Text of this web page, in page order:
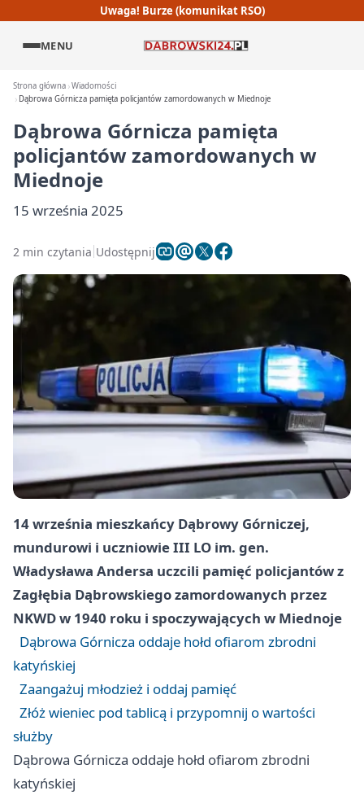
Uwaga! Burze (komunikat RSO)
MENU
Strona główna Wiadomości
Dąbrowa Górnicza pamięta policjantów zamordowanych w Miednoje
Dąbrowa Górnicza pamięta
policjantów zamordowanych w
Miednoje
15 września 2025
2 min czytania Udostępnij
14 września mieszkańcy Dąbrowy Górniczej,
mundurowi i uczniowie III LO im. gen.
Władysława Andersa uczcili pamięć policjantów z
Zagłębia Dąbrowskiego zamordowanych przez
NKWD w 1940 roku i spoczywających w Miednoje
Dąbrowa Górnicza oddaje hołd ofiarom zbrodni
katyńskiej
Zaangażuj młodzież i oddaj pamięć
Złóż wieniec pod tablicą i przypomnij o wartości
służby
Dąbrowa Górnicza oddaje hołd ofiarom zbrodni
katyńskiej